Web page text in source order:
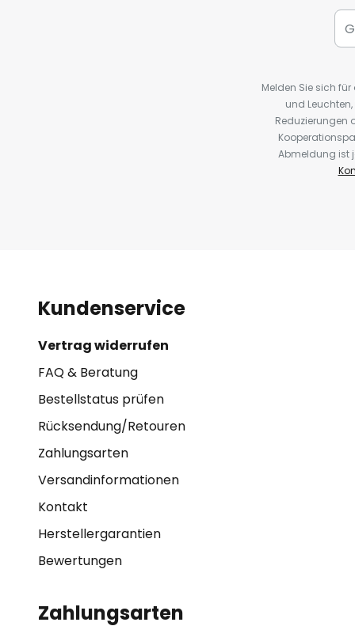
Melden Sie sich
und
Reduzierungen
Abmeldung ist
Kundenservice
Vertrag widerrufen
FAQ & Beratung
Bestellstatus prüfen
Rücksendung/Retouren
Zahlungsarten
Versandinformationen
Kontakt
Herstellergarantien
Bewertungen
Zahlungsarten